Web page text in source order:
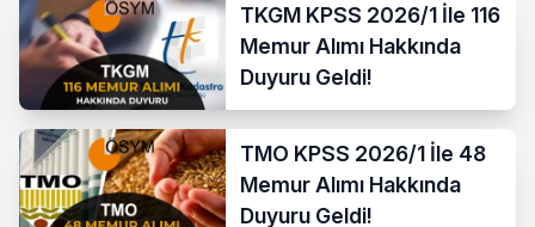
TKGM KPSS 2026/1 İle 116
Memur Alımı Hakkında
Duyuru Geldi!
TMO KPSS 2026/1 İle 48
Memur Alımı Hakkında
Duyuru Geldi!